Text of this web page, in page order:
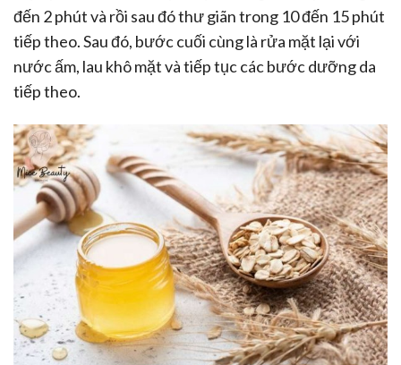
đến 2 phút và rồi sau đó thư giãn trong 10 đến 15 phút
tiếp theo. Sau đó, bước cuối cùng là rửa mặt lại với
nước ấm, lau khô mặt và tiếp tục các bước dưỡng da
tiếp theo.